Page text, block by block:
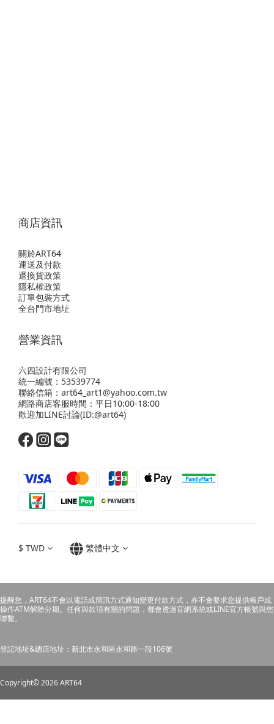
商店資訊
關於ART64
運送及付款
退換貨政策
隱私權政策
訂單包裝方式
全台門市地址
營業資訊
六四設計有限公司
統一編號：53539774
聯絡信箱：art64_art1@yahoo.com.tw
網路商店客服時間：平日10:00-18:00
歡迎加LINE討論(ID:@art64)
$ TWD 繁體中文
提醒您，ART64不會以電話或簡訊方式通知變更付款方式，亦不會要求您提供帳戶或
操作ATM解除分期。任何與款項有關的問題，都會透過官網系統或LINE官方帳號與您
聯繫。
登記地址&總店地址：新北市永和區永和路一段106號
Copyright© 2026 ART64